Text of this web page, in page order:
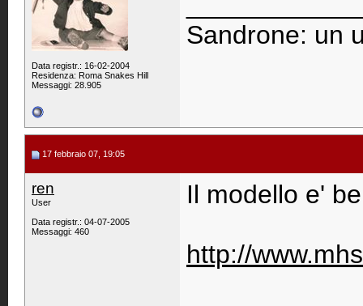
Data registr.: 16-02-2004
Residenza: Roma Snakes Hill
Messaggi: 28.905
Sandrone: un
17 febbraio 07, 19:05
ren
User
Data registr.: 04-07-2005
Messaggi: 460
Il modello e'
http://